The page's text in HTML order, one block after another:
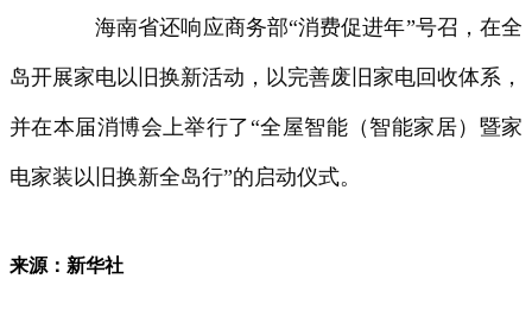
海南省还响应商务部“消费促进年”号召，在全
岛开展家电以旧换新活动，以完善废旧家电回收体系，
并在本届消博会上举行了“全屋智能（智能家居）暨家
电家装以旧换新全岛行”的启动仪式。
来源：新华社